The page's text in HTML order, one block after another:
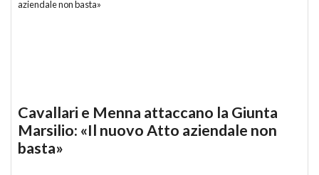
Cavallari e Menna attaccano la Giunta
Marsilio: «Il nuovo Atto aziendale non
basta»